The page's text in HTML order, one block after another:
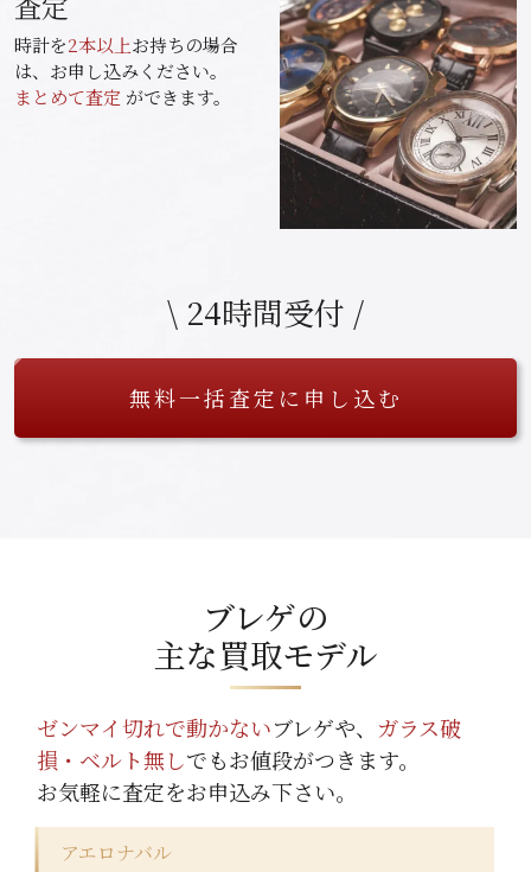
時計を2本以上お持ちの場合
は、お申し込みください。
まとめて査定 ができます。
\ 24時間受付 /
無料一括査定に申し込む
ブレゲの
主な買取モデル
ゼンマイ切れで動かないブレゲや、 ガラス破
損・ベルト無しでもお値段がつきます。
お気軽に査定をお申込み下さい。
アエロナバル